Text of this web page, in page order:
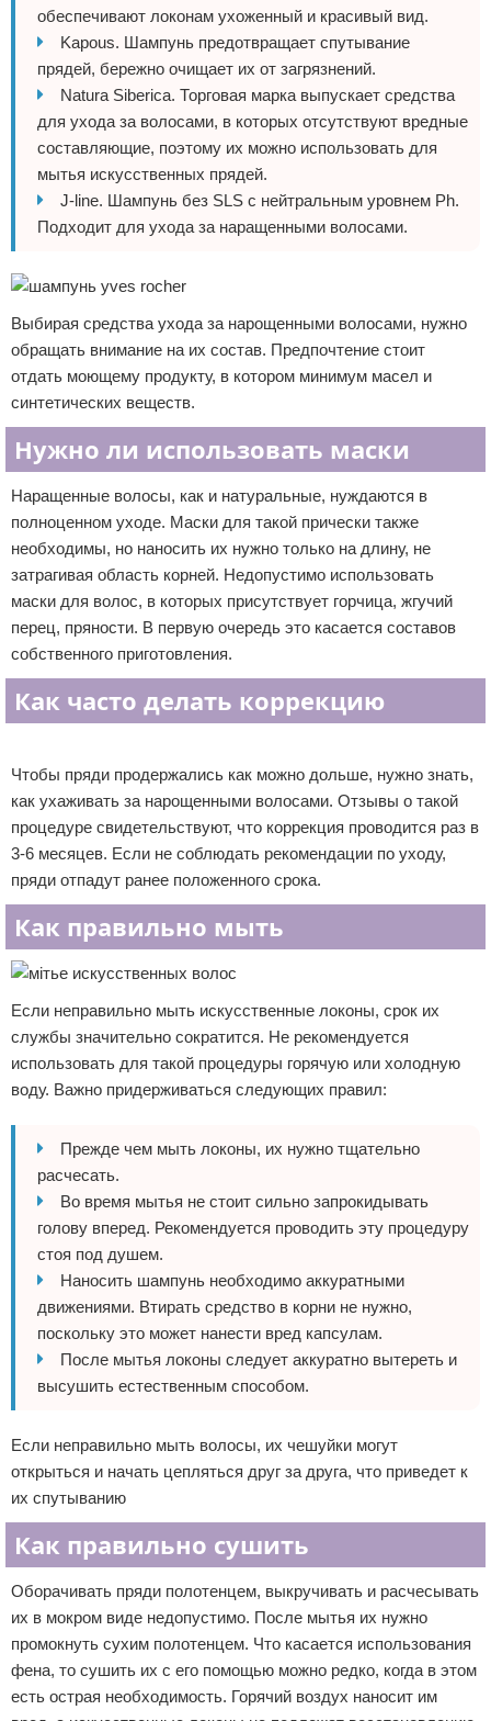
обеспечивают локонам ухоженный и красивый вид.
Kapous. Шампунь предотвращает спутывание
прядей, бережно очищает их от загрязнений.
Natura Siberica. Торговая марка выпускает средства
для ухода за волосами, в которых отсутствуют вредные
составляющие, поэтому их можно использовать для
мытья искусственных прядей.
J-line. Шампунь без SLS с нейтральным уровнем Ph.
Подходит для ухода за наращенными волосами.
Выбирая средства ухода за нарощенными волосами, нужно
обращать внимание на их состав. Предпочтение стоит
отдать моющему продукту, в котором минимум масел и
синтетических веществ.
Нужно ли использовать маски
Наращенные волосы, как и натуральные, нуждаются в
полноценном уходе. Маски для такой прически также
необходимы, но наносить их нужно только на длину, не
затрагивая область корней. Недопустимо использовать
маски для волос, в которых присутствует горчица, жгучий
перец, пряности. В первую очередь это касается составов
собственного приготовления.
Как часто делать коррекцию
Чтобы пряди продержались как можно дольше, нужно знать,
как ухаживать за нарощенными волосами. Отзывы о такой
процедуре свидетельствуют, что коррекция проводится раз в
3-6 месяцев. Если не соблюдать рекомендации по уходу,
пряди отпадут ранее положенного срока.
Как правильно мыть
Если неправильно мыть искусственные локоны, срок их
службы значительно сократится. Не рекомендуется
использовать для такой процедуры горячую или холодную
воду. Важно придерживаться следующих правил:
Прежде чем мыть локоны, их нужно тщательно
расчесать.
Во время мытья не стоит сильно запрокидывать
голову вперед. Рекомендуется проводить эту процедуру
стоя под душем.
Наносить шампунь необходимо аккуратными
движениями. Втирать средство в корни не нужно,
поскольку это может нанести вред капсулам.
После мытья локоны следует аккуратно вытереть и
высушить естественным способом.
Если неправильно мыть волосы, их чешуйки могут
открыться и начать цепляться друг за друга, что приведет к
их спутыванию
Как правильно сушить
Оборачивать пряди полотенцем, выкручивать и расчесывать
их в мокром виде недопустимо. После мытья их нужно
промокнуть сухим полотенцем. Что касается использования
фена, то сушить их с его помощью можно редко, когда в этом
есть острая необходимость. Горячий воздух наносит им